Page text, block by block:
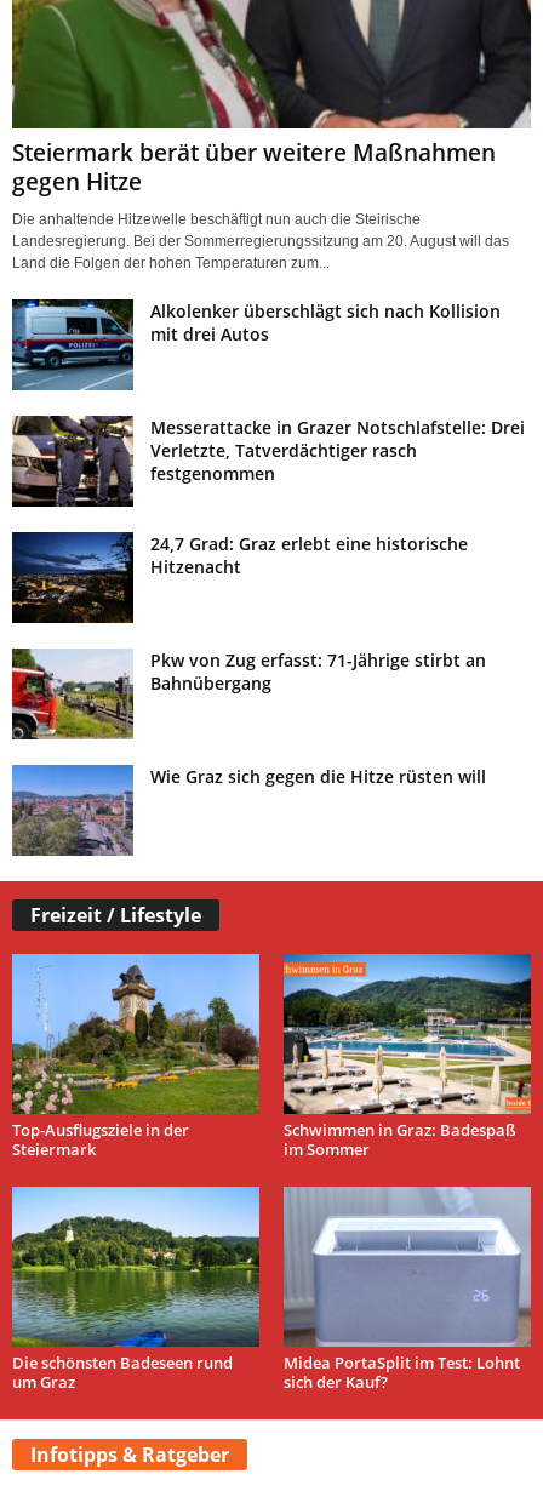
Steiermark berät über weitere Maßnahmen
gegen Hitze
Die anhaltende Hitzewelle beschäftigt nun auch die Steirische
Landesregierung. Bei der Sommerregierungssitzung am 20. August will das
Land die Folgen der hohen Temperaturen zum...
Alkolenker überschlägt sich nach Kollision
mit drei Autos
Messerattacke in Grazer Notschlafstelle: Drei
Verletzte, Tatverdächtiger rasch
festgenommen
24,7 Grad: Graz erlebt eine historische
Hitzenacht
Pkw von Zug erfasst: 71-Jährige stirbt an
Bahnübergang
Wie Graz sich gegen die Hitze rüsten will
Freizeit / Lifestyle
Top-Ausflugsziele in der
Steiermark
Schwimmen in Graz: Badespaß
im Sommer
Die schönsten Badeseen rund
um Graz
Midea PortaSplit im Test: Lohnt
sich der Kauf?
Infotipps & Ratgeber